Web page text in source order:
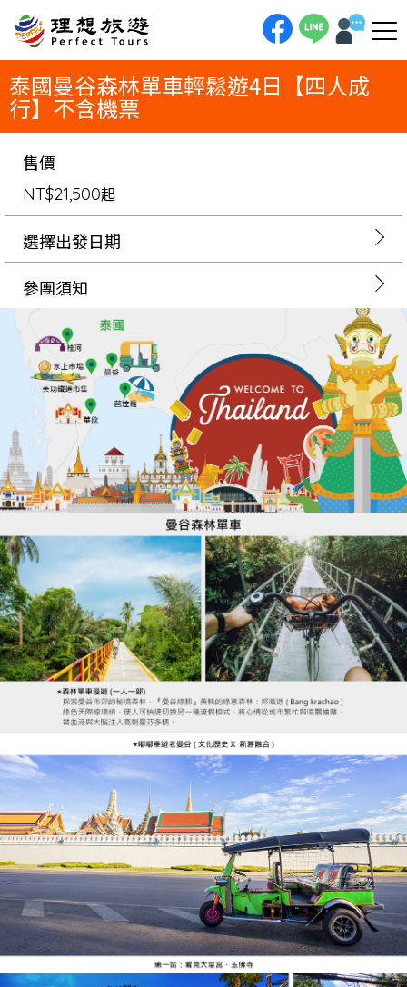
夜景，在潮流夜市中尋寶，感受一趟結合傳統、自然與時尚的完美假期。
泰國曼谷森林單車輕鬆遊4日【四人成
行】不含機票
售價
NT$21,500起
選擇出發日期
參團須知